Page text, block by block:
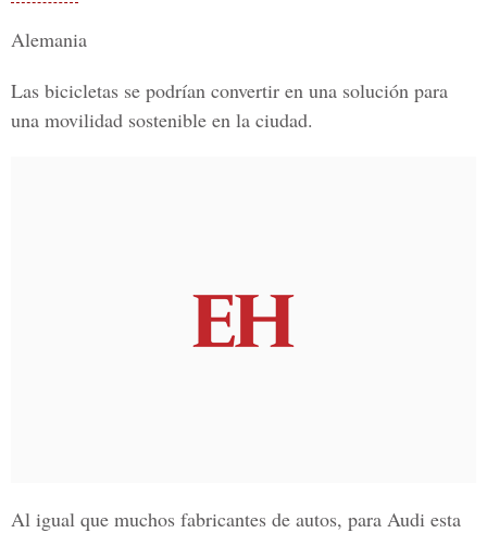
Alemania
Las bicicletas se podrían convertir en una solución para
una movilidad sostenible en la ciudad.
Al igual que muchos fabricantes de autos, para Audi esta